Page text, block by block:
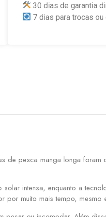
30 dias de garantia
7 dias para trocas
de pesca manga longa
intensa, enquanto a
muito mais tempo, mesmo